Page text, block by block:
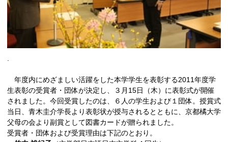
年度内にめざましい活躍をした本学学生を表彰する2011年度学
生表彰の受賞者・団体が決定し、３月15日（木）に表彰式が開催
されました。今回受賞したのは、６人の学生および１団体。授賞式
当日、青木圭介学長より表彰状が授与されるとともに、京都橘大学
父母の会より副賞として図書カードが贈られました。
受賞者・団体および受賞理由は下記のとおり。